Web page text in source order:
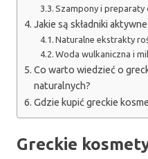
Szampony i preparaty
Jakie są składniki
Naturalne ekstrakty
Woda wulkaniczna i
Co warto wiedzieć o
naturalnych?
Gdzie kupić greckie
Greckie